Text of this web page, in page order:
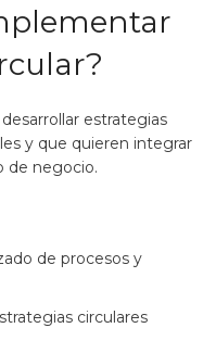
estrategias
y que quieren integrar
de negocio.
de procesos y
circulares